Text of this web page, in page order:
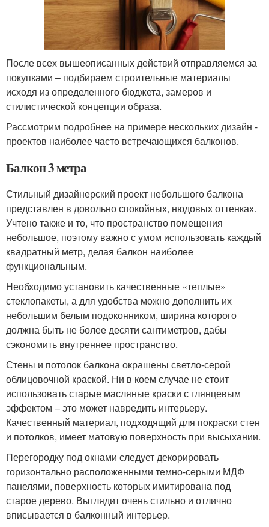
После всех вышеописанных действий отправляемся за
покупками – подбираем строительные материалы
исходя из определенного бюджета, замеров и
стилистической концепции образа.
Рассмотрим подробнее на примере нескольких дизайн -
проектов наиболее часто встречающихся балконов.
Балкон 3 метра
Стильный дизайнерский проект небольшого балкона
представлен в довольно спокойных, нюдовых оттенках.
Учтено также и то, что пространство помещения
небольшое, поэтому важно с умом использовать каждый
квадратный метр, делая балкон наиболее
функциональным.
Необходимо установить качественные «теплые»
стеклопакеты, а для удобства можно дополнить их
небольшим белым подоконником, ширина которого
должна быть не более десяти сантиметров, дабы
сэкономить внутреннее пространство.
Стены и потолок балкона окрашены светло-серой
облицовочной краской. Ни в коем случае не стоит
использовать старые масляные краски с глянцевым
эффектом – это может навредить интерьеру.
Качественный материал, подходящий для покраски стен
и потолков, имеет матовую поверхность при высыхании.
Перегородку под окнами следует декорировать
горизонтально расположенными темно-серыми МДФ
панелями, поверхность которых имитирована под
старое дерево. Выглядит очень стильно и отлично
вписывается в балконный интерьер.